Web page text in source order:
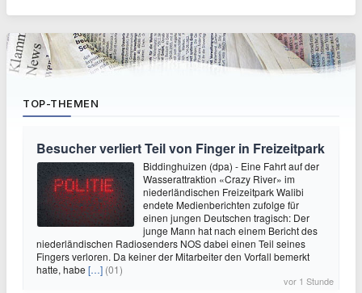
TOP-THEMEN
Besucher verliert Teil von Finger in Freizeitpark
Biddinghuizen (dpa) - Eine Fahrt auf der
Wasserattraktion «Crazy River» im
niederländischen Freizeitpark Walibi
endete Medienberichten zufolge für
einen jungen Deutschen tragisch: Der
junge Mann hat nach einem Bericht des
niederländischen Radiosenders NOS dabei einen Teil seines
Fingers verloren. Da keiner der Mitarbeiter den Vorfall bemerkt
hatte, habe […] (01)
vor 1 Stunde